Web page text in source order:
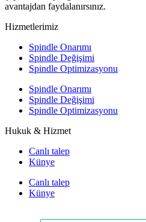
avantajdan faydalanırsınız.
Hizmetlerimiz
Spindle Onarımı
Spindle Değişimi
Spindle Optimizasyonu
Spindle Onarımı
Spindle Değişimi
Spindle Optimizasyonu
Hukuk & Hizmet
Canlı talep
Künye
Canlı talep
Künye